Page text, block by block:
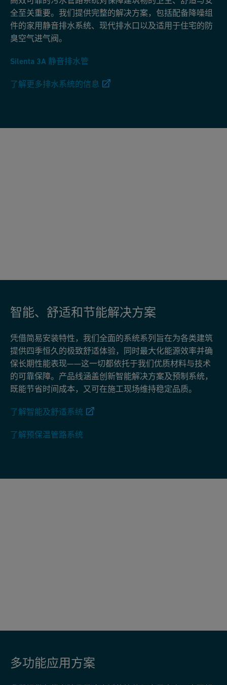
全至关重要。我们提供完整的解决方案，包括配备降噪组
件的家用静音排水系统、现代排水口以及适用于住宅的防
臭空气进气阀。
Silenta 3A 静音排水管
了解更多排水系统的信息
智能、舒适和节能解决方案
凭借简易安装特性，我们全面的系统系列旨在为各类建筑
提供四季恒久的极致舒适体验，同时最大化能源效率并确
保长期性能表现——这一切都依托于我们优质材料与技术
的可靠保障。产品线涵盖创新智能解决方案及预制系统，
既能节省时间成本，又可在施工现场维持稳定品质。
了解智能及舒适系统
了解预保温管路系统
多功能应用方案